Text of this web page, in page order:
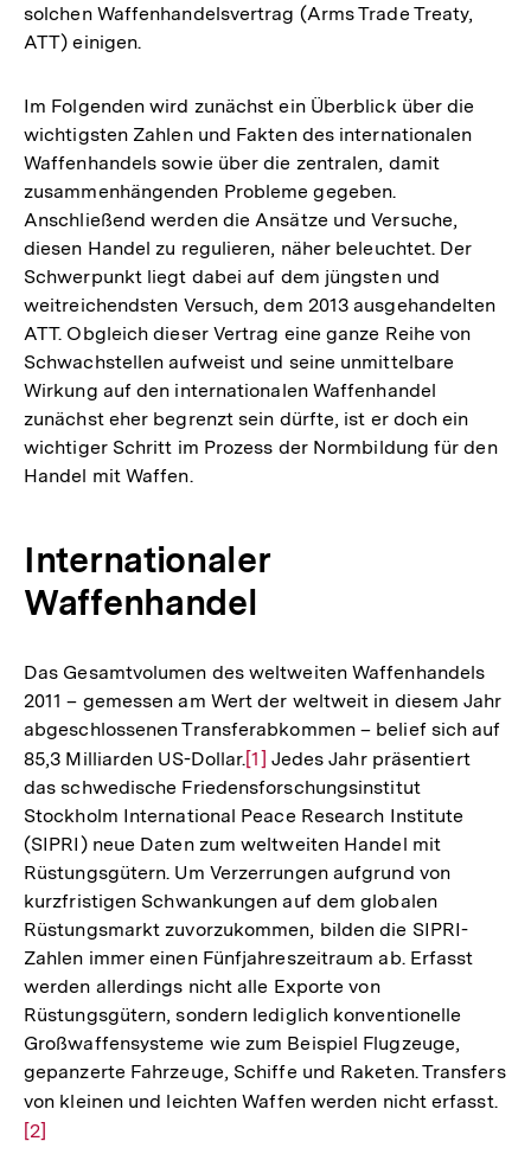
solchen Waffenhandelsvertrag (Arms Trade Treaty,
ATT) einigen.
Im Folgenden wird zunächst ein Überblick über die
wichtigsten Zahlen und Fakten des internationalen
Waffenhandels sowie über die zentralen, damit
zusammenhängenden Probleme gegeben.
Anschließend werden die Ansätze und Versuche,
diesen Handel zu regulieren, näher beleuchtet. Der
Schwerpunkt liegt dabei auf dem jüngsten und
weitreichendsten Versuch, dem 2013 ausgehandelten
ATT. Obgleich dieser Vertrag eine ganze Reihe von
Schwachstellen aufweist und seine unmittelbare
Wirkung auf den internationalen Waffenhandel
zunächst eher begrenzt sein dürfte, ist er doch ein
wichtiger Schritt im Prozess der Normbildung für den
Handel mit Waffen.
Internationaler
Waffenhandel
Das Gesamtvolumen des weltweiten Waffenhandels
2011 – gemessen am Wert der weltweit in diesem Jahr
abgeschlossenen Transferabkommen – belief sich auf
85,3 Milliarden US-Dollar.Zur
Auflösung
der
Fußnote
[1] Jedes Jahr präsentiert
das schwedische Friedensforschungsinstitut
Stockholm International Peace Research Institute
(SIPRI) neue Daten zum weltweiten Handel mit
Rüstungsgütern. Um Verzerrungen aufgrund von
kurzfristigen Schwankungen auf dem globalen
Rüstungsmarkt zuvorzukommen, bilden die SIPRI-
Zahlen immer einen Fünfjahreszeitraum ab. Erfasst
werden allerdings nicht alle Exporte von
Rüstungsgütern, sondern lediglich konventionelle
Großwaffensysteme wie zum Beispiel Flugzeuge,
gepanzerte Fahrzeuge, Schiffe und Raketen. Transfers
von kleinen und leichten Waffen werden nicht erfasst.
[2]